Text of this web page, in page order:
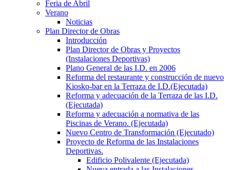
Feria de Abril
Verano
Noticias
Plan Director de Obras
Introducción
Plan Director de Obras y Proyectos
(Instalaciones Deportivas)
Plano General de las I.D. en 2006
Reforma del restaurante y construcción de nuevo
Kiosko-bar en la Terraza de I.D.(Ejecutada)
Reforma y adecuación de la Terraza de las I.D.
(Ejecutada)
Reforma y adecuación a normativa de las
Piscinas de Verano. (Ejecutada)
Nuevo Centro de Transformación (Ejecutado)
Proyecto de Reforma de las Instalaciones
Deportivas.
Edificio Polivalente (Ejecutada)